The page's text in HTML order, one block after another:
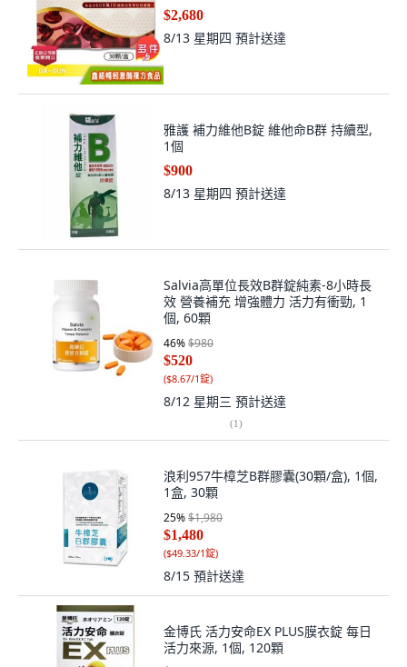
$2,680
8/13 星期四 預計送達
雅護 補力維他B錠 維他命B群 持續型,
1個
$900
8/13 星期四 預計送達
Salvia高單位長效B群錠純素-8小時長
效 營養補充 增強體力 活力有衝勁, 1
個, 60顆
46%$980
$520
($8.67/1錠)
8/12 星期三 預計送達
(1)
浪利957牛樟芝B群膠囊(30顆/盒), 1個,
1盒, 30顆
25%$1,980
$1,480
($49.33/1錠)
8/15 預計送達
金博氏 活力安命EX PLUS膜衣錠 每日
活力來源, 1個, 120顆